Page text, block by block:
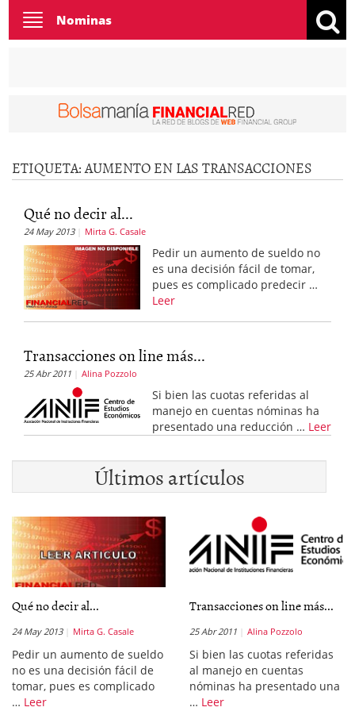
Toggle
navigation
Nominas
ETIQUETA:AUMENTO EN LAS TRANSACCIONES
Qué no decir al...
24 May 2013 Mirta G. Casale
Pedir un aumento de sueldo no
es una decisión fácil de tomar,
pues es complicado predecir …
Leer
Transacciones on line más...
25 Abr 2011 Alina Pozzolo
Si bien las cuotas referidas al
manejo en cuentas nóminas ha
presentado una reducción … Leer
Últimos artículos
Qué no decir al...
24 May 2013 Mirta G. Casale
Pedir un aumento de sueldo
no es una decisión fácil de
tomar, pues es complicado
… Leer
Transacciones on line más...
25 Abr 2011 Alina Pozzolo
Si bien las cuotas referidas
al manejo en cuentas
nóminas ha presentado una
… Leer